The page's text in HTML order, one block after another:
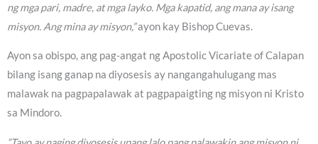
ng mga pari, madre, at mga layko. Mga kapatid, ang mana ay isang
misyon. Ang mina ay misyon,”ayon kay Bishop Cuevas.
Ayon sa obispo, ang pag-angat ng Apostolic Vicariate of Calapan
bilang isang ganap na diyosesis ay nangangahulugang mas
malawak na pagpapalawak at pagpapaigting ng misyon ni Kristo
sa Mindoro.